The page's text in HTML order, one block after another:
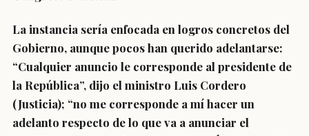
La instancia sería enfocada en logros concretos del
Gobierno, aunque pocos han querido adelantarse:
“Cualquier anuncio le corresponde al presidente de
la República”, dijo el ministro Luis Cordero
(Justicia); “no me corresponde a mí hacer un
adelanto respecto de lo que va a anunciar el